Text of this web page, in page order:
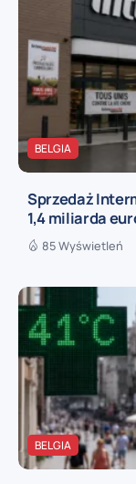
BELGIA
Sprzedaż
1,4 miliarda
85 Wyświetleń
BELGIA